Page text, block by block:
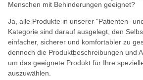
Menschen mit Behinderungen geeignet?
Ja, alle Produkte in unserer "Patienten-
Kategorie sind darauf ausgelegt, den
einfacher, sicherer und komfortabler zu
dennoch die Produktbeschreibungen und
um das geeignete Produkt für Ihre
auszuwählen.